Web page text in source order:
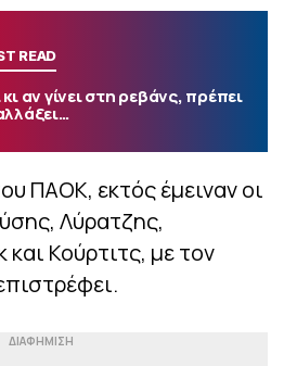
READ
αν γίνει στη ρεβάνς, πρέπει
ΠΑΟΚ, εκτός έμειναν οι
Λύρατζης,
Κούρτιτς, με τον